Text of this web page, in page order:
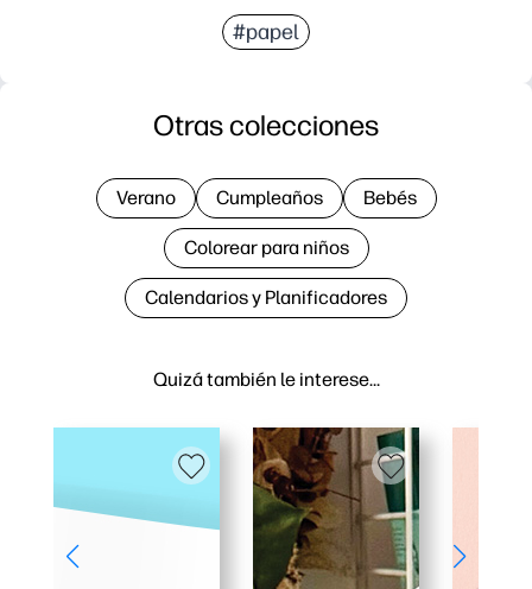
#papel
Quizá también le interese…
Otras colecciones
Verano Cumpleaños Bebés
Colorear para niños
Calendarios y Planificadores